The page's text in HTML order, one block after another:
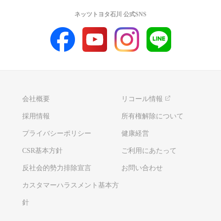
会社概要 リコール情報
採用情報 所有権解除について
プライバシーポリシー 健康経営
CSR基本方針 ご利用にあたって
反社会的勢力排除宣言 お問い合わせ
カスタマーハラスメント基本方
針
ネッツトヨタ石川 公式SNS